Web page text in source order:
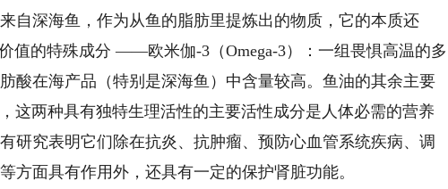
深海鱼，作为从鱼的脂肪里提炼出的物质，它的本质还
值的特殊成分 ——欧米伽-3（Omega-3）：一组畏惧高温的多
酸在海产品（特别是深海鱼）中含量较高。鱼油的其余主要
这两种具有独特生理活性的主要活性成分是人体必需的营养
研究表明它们除在抗炎、抗肿瘤、预防心血管系统疾病、调
方面具有作用外，还具有一定的保护肾脏功能。